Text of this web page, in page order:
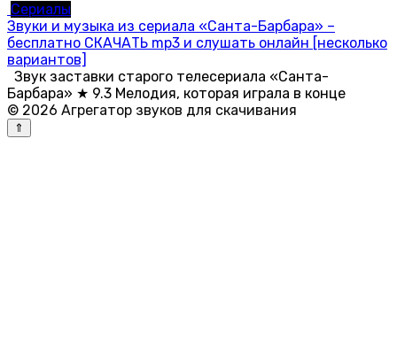
Сериалы
Звуки и музыка из сериала «Санта-Барбара» –
бесплатно СКАЧАТЬ mp3 и слушать онлайн [несколько
вариантов]
Звук заставки старого телесериала «Санта-
Барбара» ★ 9.3 Мелодия, которая играла в конце
© 2026 Агрегатор звуков для скачивания